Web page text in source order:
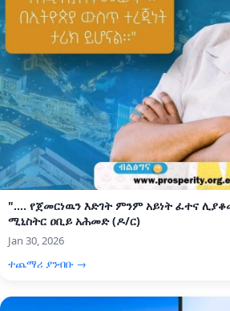
".... የጀመርነዉን እድገት ምንም አይነት ፈተና
ሚኒስትር ዐቢይ አሕመድ (ዶ/ር)
Jan 30, 2026
ተጨማሪ ያንብቡ →